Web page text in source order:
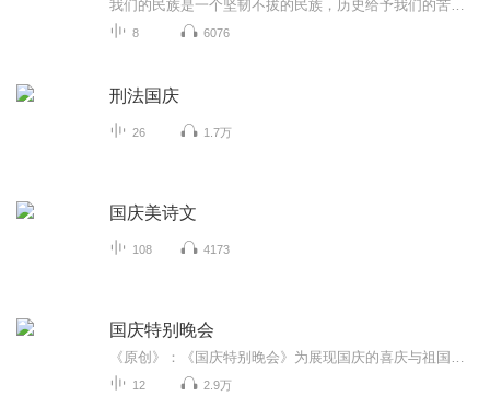
8 6076
刑法国庆
26 1.7万
国庆美诗文
108 4173
国庆特别晚会
12 2.9万